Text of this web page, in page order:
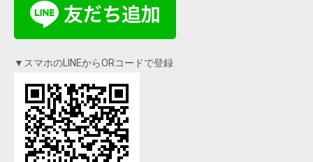
▼スマホのLINEからORコードで登録